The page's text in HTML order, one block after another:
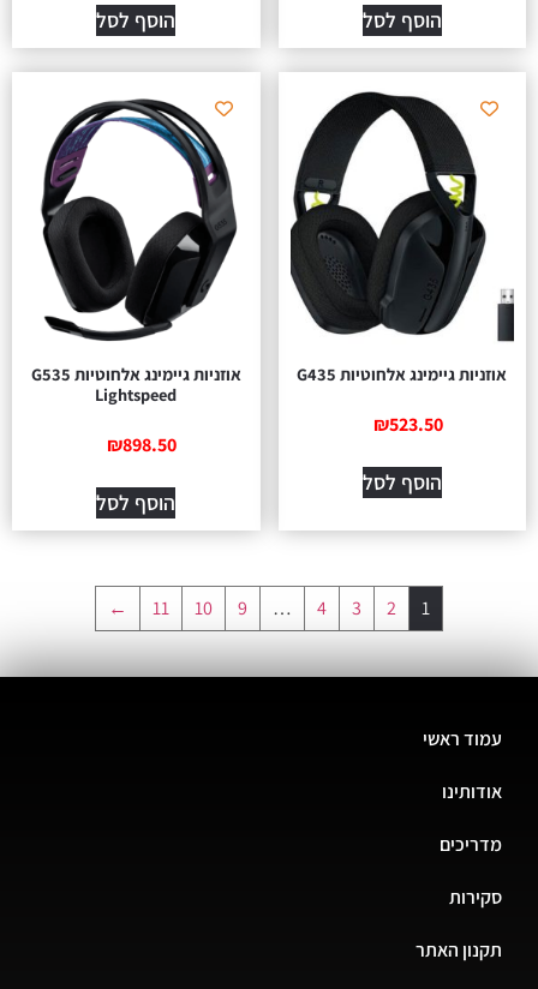
הוסף לסל הוסף לסל
אוזניות גיימינג אלחוטיות G435
₪523.50
הוסף לסל
אוזניות גיימינג אלחוטיות G535
Lightspeed
₪898.50
הוסף לסל
1
2
3
4
…
9
10
11
←
עמוד ראשי
אודותינו
מדריכים
סקירות
תקנון האתר